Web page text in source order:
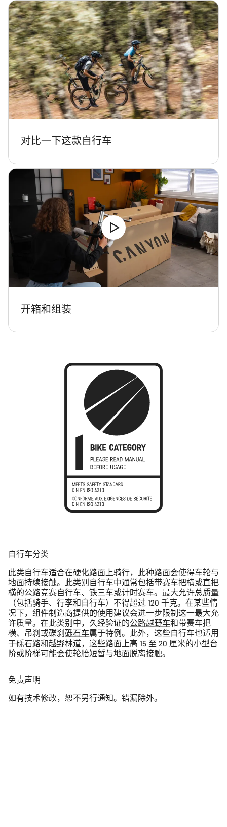
对比一下这款自行车
开箱和组装
自行车分类
此类自行车适合在硬化路面上骑行，此种路面会使得车轮与
地面持续接触。此类别自行车中通常包括带赛车把横或直把
横的公路竞赛自行车、 铁三车或计时赛车。最大允许总质量
（包括骑手、行李和自行车）不得超过 120 千克。在某些情
况下，组件制造商提供的使用建议会进一步限制这一最大允
许质量。在此类别中，久经验证的公路越野车和带赛车把
横、吊刹或碟刹 砾石车属于特例。此外，这些自行车也适用
于砾石路和越野林道，这些路面上高 15 至 20 厘米的小型台
阶或阶梯可能会使轮胎短暂与地面脱离接触。
免责声明
如有技术修改，恕不另行通知。错漏除外。